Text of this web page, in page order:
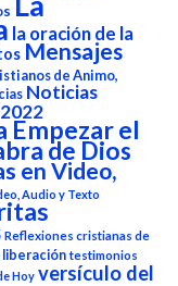
la oración de la
Mensajes
de Animo,
Noticias
Empezar el
de Dios
en Video,
Audio y Texto
Reflexiones cristianas de
liberación testimonios
Hoy versículo del